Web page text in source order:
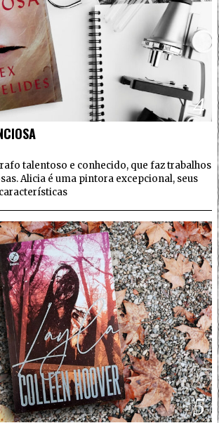
4
talentoso e conhecido, que faz trabalhos
Alicia é uma pintora excepcional, seus
5